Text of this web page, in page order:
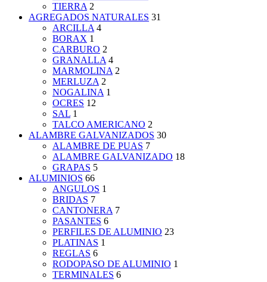
TIERRA 2
AGREGADOS NATURALES 31
ARCILLA 4
BORAX 1
CARBURO 2
GRANALLA 4
MARMOLINA 2
MERLUZA 2
NOGALINA 1
OCRES 12
SAL 1
TALCO AMERICANO 2
ALAMBRE GALVANIZADOS 30
ALAMBRE DE PUAS 7
ALAMBRE GALVANIZADO 18
GRAPAS 5
ALUMINIOS 66
ANGULOS 1
BRIDAS 7
CANTONERA 7
PASANTES 6
PERFILES DE ALUMINIO 23
PLATINAS 1
REGLAS 6
RODOPASO DE ALUMINIO 1
TERMINALES 6